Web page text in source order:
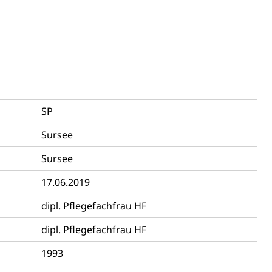
SP
Sursee
Sursee
17.06.2019
dipl. Pflegefachfrau HF
dipl. Pflegefachfrau HF
1993